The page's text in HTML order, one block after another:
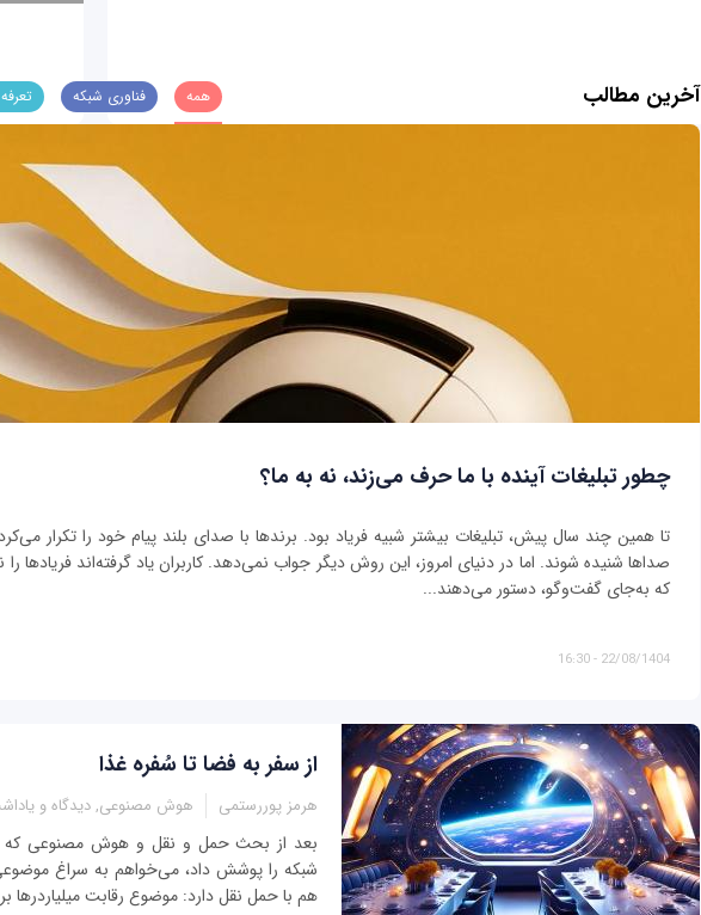
آخرین مطالب همه فناوری شبکه
چطور تبلیغات آینده با ما حرف می‌زند، نه به ما؟
تا همین چند سال پیش، تبلیغات بیشتر شبیه فریاد بود. برندها با صدای بلند پیام خود را تکرار
صداها شنیده شوند. اما در دنیای امروز، این روش دیگر جواب نمی‌دهد. کاربران یاد گرفته‌اند فریادها را
که به‌جای گفت‌وگو، دستور می‌دهند...
22/08/1404 - 16:30
از سفر به فضا تا سُفره غذا
هرمز پوررستمی هوش مصنوعی, دیدگاه و
بعد از بحث حمل و نقل و هوش مصنوعی که
شبکه را پوشش داد، می‌خواهم به سراغ
هم با حمل نقل دارد: موضوع رقابت میلیاردرها